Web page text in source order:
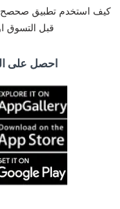
كيف استخدم تطبيق صحصح
قبل التسوق
احصل على